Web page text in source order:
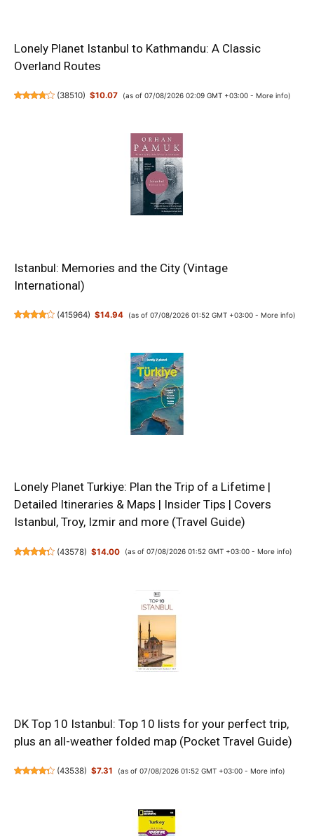
Lonely Planet Istanbul to Kathmandu: A Classic
Overland Routes
(38510) $10.07 (as of 07/08/2026 02:09 GMT +03:00 - More info)
Istanbul: Memories and the City (Vintage
International)
(415964) $14.94 (as of 07/08/2026 01:52 GMT +03:00 - More info)
Lonely Planet Turkiye: Plan the Trip of a Lifetime |
Detailed Itineraries & Maps | Insider Tips | Covers
Istanbul, Troy, Izmir and more (Travel Guide)
(43578) $14.00 (as of 07/08/2026 01:52 GMT +03:00 - More info)
DK Top 10 Istanbul: Top 10 lists for your perfect trip,
plus an all-weather folded map (Pocket Travel Guide)
(43538) $7.31 (as of 07/08/2026 01:52 GMT +03:00 - More info)